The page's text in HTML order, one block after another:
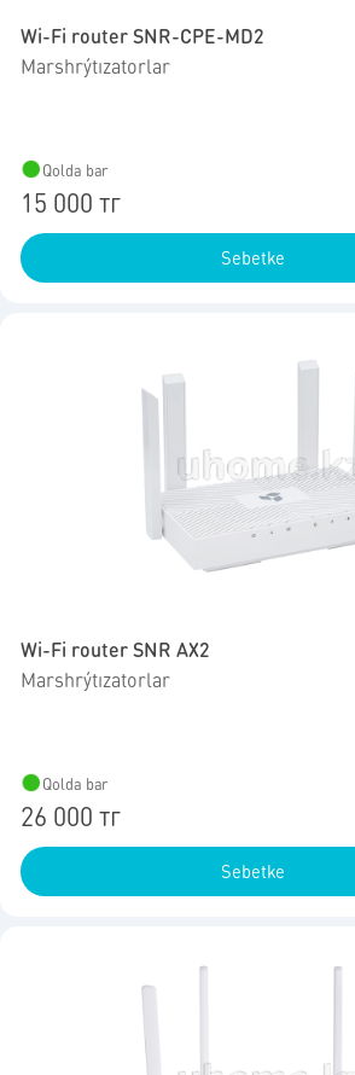
Wi-Fi router SNR-CPE-MD2
Marshrýtızatorlar
Qolda bar
15 000 тг
Sebetke
Wi-Fi router SNR AX2
Marshrýtızatorlar
Qolda bar
26 000 тг
Sebetke